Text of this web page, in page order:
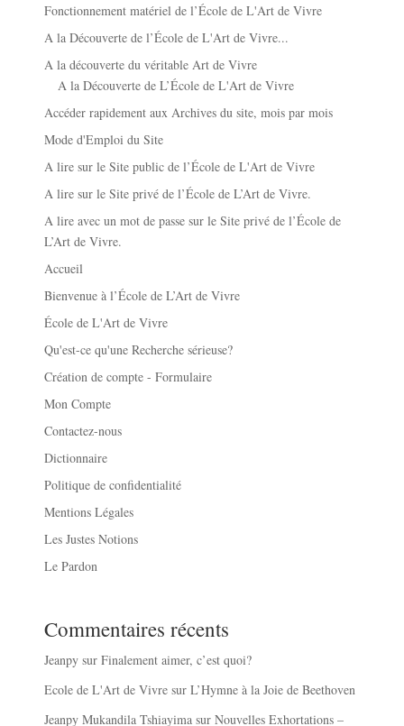
Fonctionnement matériel de l’École de L'Art de Vivre
A la Découverte de l’École de L'Art de Vivre...
A la découverte du véritable Art de Vivre
A la Découverte de L’École de L'Art de Vivre
Accéder rapidement aux Archives du site, mois par mois
Mode d'Emploi du Site
A lire sur le Site public de l’École de L'Art de Vivre
A lire sur le Site privé de l’École de L’Art de Vivre.
A lire avec un mot de passe sur le Site privé de l’École de
L’Art de Vivre.
Accueil
Bienvenue à l’École de L’Art de Vivre
École de L'Art de Vivre
Qu'est-ce qu'une Recherche sérieuse?
Création de compte - Formulaire
Mon Compte
Contactez-nous
Dictionnaire
Politique de confidentialité
Mentions Légales
Les Justes Notions
Le Pardon
Commentaires récents
Jeanpy surFinalement aimer, c’est quoi?
Ecole de L'Art de Vivre surL’Hymne à la Joie de Beethoven
Jeanpy Mukandila Tshiayima surNouvelles Exhortations –